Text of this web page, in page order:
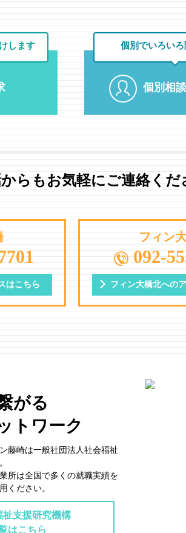
します 個別でいろいろ
個別相
らもお気軽にご連絡くだ
はこちら
フィン
092-
フィン大橋北への
がる
トワーク
藤崎は一般社団法⼈社会福祉
所は全国で多くの就職実績を
ください。
支援研究機構
はこちら